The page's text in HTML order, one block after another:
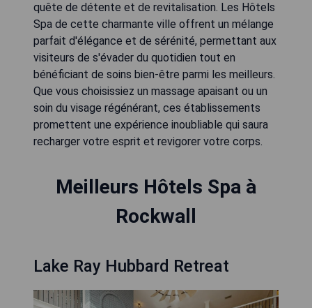
quête de détente et de revitalisation. Les Hôtels
Spa de cette charmante ville offrent un mélange
parfait d'élégance et de sérénité, permettant aux
visiteurs de s'évader du quotidien tout en
bénéficiant de soins bien-être parmi les meilleurs.
Que vous choisissiez un massage apaisant ou un
soin du visage régénérant, ces établissements
promettent une expérience inoubliable qui saura
recharger votre esprit et revigorer votre corps.
Meilleurs Hôtels Spa à
Rockwall
Lake Ray Hubbard Retreat